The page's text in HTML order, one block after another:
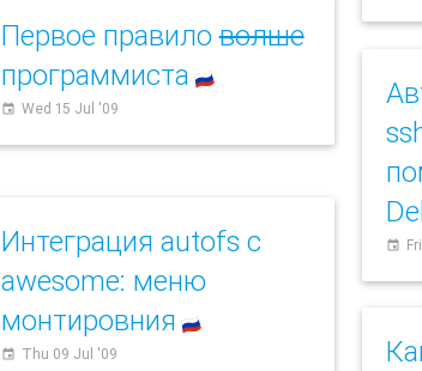
Первое правиловолше
программиста 🇷🇺
event Wed 15 Jul '09
event
Интеграция autofs с
awesome: меню
монтировния 🇷🇺
event Thu 09 Jul '09